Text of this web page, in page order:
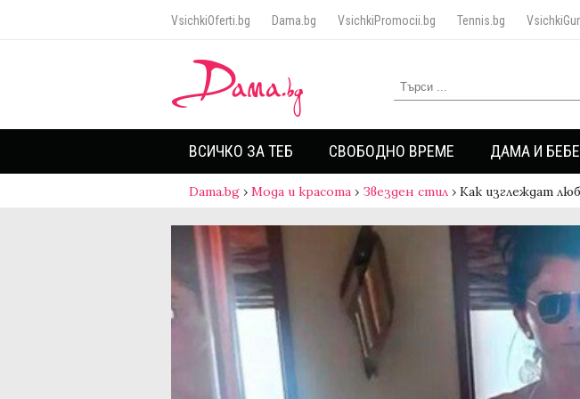
VsichkiOferti.bg Dama.bg VsichkiPromocii.bg Tennis.bg
ВСИЧКО ЗА ТЕБ СВОБОДНО ВРЕМЕ ДАМА И БЕБЕ
Dama.bg › Мода и красота › Звезден стил › Как изглеждат